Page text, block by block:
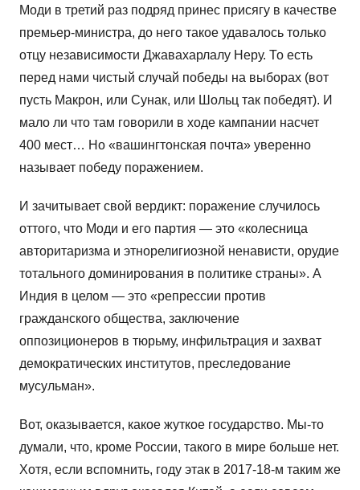
Моди в третий раз подряд принес присягу в качестве
премьер-министра, до него такое удавалось только
отцу независимости Джавахарлалу Неру. То есть
перед нами чистый случай победы на выборах (вот
пусть Макрон, или Сунак, или Шольц так победят). И
мало ли что там говорили в ходе кампании насчет
400 мест… Но «вашингтонская почта» уверенно
называет победу поражением.
И зачитывает свой вердикт: поражение случилось
оттого, что Моди и его партия — это «колесница
авторитаризма и этнорелигиозной ненависти, орудие
тотального доминирования в политике страны». А
Индия в целом — это «репрессии против
гражданского общества, заключение
оппозиционеров в тюрьму, инфильтрация и захват
демократических институтов, преследование
мусульман».
Вот, оказывается, какое жуткое государство. Мы-то
думали, что, кроме России, такого в мире больше нет.
Хотя, если вспомнить, году этак в 2017-18-м таким же